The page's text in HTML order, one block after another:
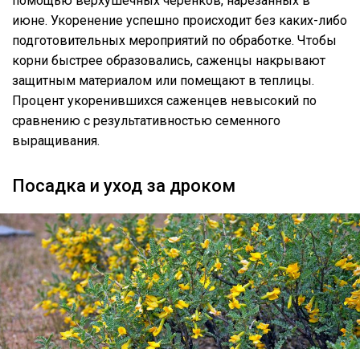
июне. Укоренение успешно происходит без каких-либо
подготовительных мероприятий по обработке. Чтобы
корни быстрее образовались, саженцы накрывают
защитным материалом или помещают в теплицы.
Процент укоренившихся саженцев невысокий по
сравнению с результативностью семенного
выращивания.
Посадка и уход за дроком